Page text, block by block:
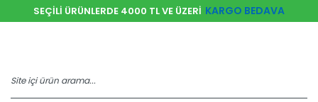
SEÇİLİ ÜRÜNLERDE 4000 TL VE ÜZERİ KARGO BEDAVA